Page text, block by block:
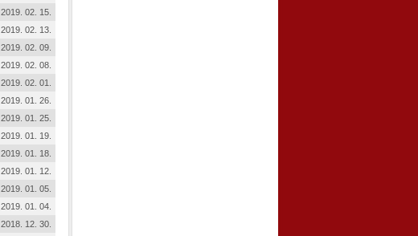
2019. 02. 15.
2019. 02. 13.
2019. 02. 09.
2019. 02. 08.
2019. 02. 01.
2019. 01. 26.
2019. 01. 25.
2019. 01. 19.
2019. 01. 18.
2019. 01. 12.
2019. 01. 05.
2019. 01. 04.
2018. 12. 30.